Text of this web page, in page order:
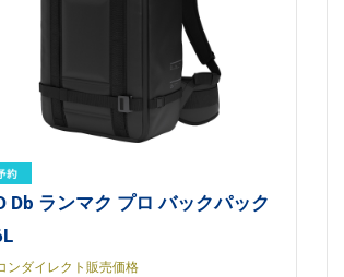
Db ランマク プロ バックパック
ンダイレクト販売価格